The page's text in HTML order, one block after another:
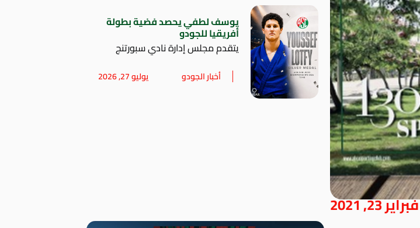
فبراير 23, 2021
يوسف لطفي يحصد فضية بطولة
أفريقيا للجودو
يتقدم مجلس إدارة نادي سبورتنج
أخبار الجودو يوليو 27, 2026